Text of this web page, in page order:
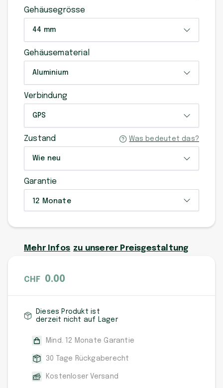
Gehäusegrösse
44 mm
Gehäusematerial
Aluminium
Verbindung
GPS
Zustand Was bedeutet das?
Wie neu
Garantie
12 Monate
Mehr Infos zu unserer Preisgestaltung
CHF 0.00
Dieses Produkt ist
derzeit nicht auf Lager
Mind. 12 Monate Garantie
30 Tage Rückgaberecht
Kostenloser Versand